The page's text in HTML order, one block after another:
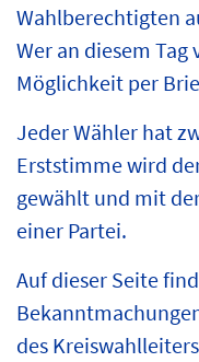
Wahlberechtigten
Wer an diesem
Möglichkeit per
Jeder Wähler hat
Erststimme wird
gewählt und mit
einer Partei.
Auf dieser Seite
des